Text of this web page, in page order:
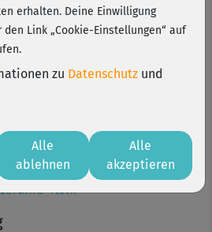
Rohr
erhalten. Deine Einwilligung
Link „Cookie-Einstellungen“ auf
zu Datenschutz und
Alle
ablehnen
Alle
akzeptieren